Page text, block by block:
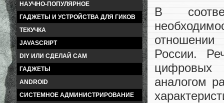
НАУЧНО-ПОПУЛЯРНОЕ
ГАДЖЕТЫ И УСТРОЙСТВА ДЛЯ ГИКОВ
ТЕКУЧКА
JAVASCRIPT
DIY ИЛИ СДЕЛАЙ САМ
ГАДЖЕТЫ
ANDROID
СИСТЕМНОЕ АДМИНИСТРИРОВАНИЕ
В
России.
цифровых
аналогом